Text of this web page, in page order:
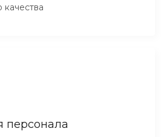
качества
персонала